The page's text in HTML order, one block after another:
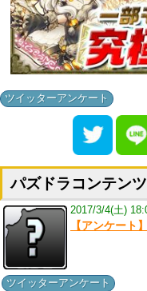
ツイッターアンケート
パズドラコンテンツ
2017/3/4(土)
【アンケート
ツイッターアンケート